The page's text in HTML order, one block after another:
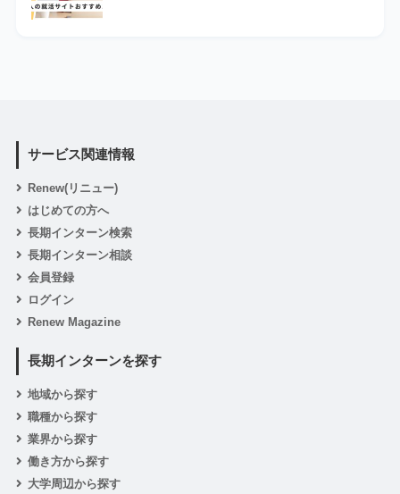
サービス関連情報
Renew(リニュー)
はじめての方へ
長期インターン検索
長期インターン相談
会員登録
ログイン
Renew Magazine
長期インターンを探す
地域から探す
職種から探す
業界から探す
働き方から探す
大学周辺から探す